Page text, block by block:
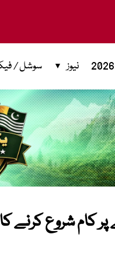
نیوز سوشل /